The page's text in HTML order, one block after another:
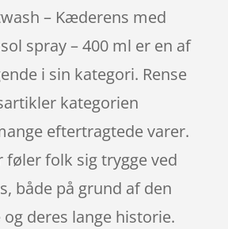
– Kæderens med
spray – 400 ml er en af
i sin kategori. Rense
kategorien
eftertragtede varer.
føler folk sig trygge ved
både på grund af den
og deres lange historie.